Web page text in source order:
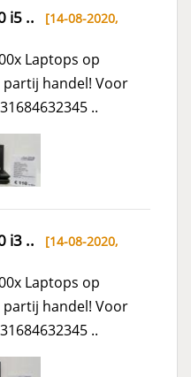
i5 .. [14-08-2020,
Laptops op
handel! Voor
..
i3 .. [14-08-2020,
Laptops op
handel! Voor
..